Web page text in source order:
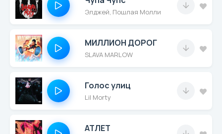
Элджей, Пошлая Молли
МИЛЛИОН ДОРОГ
SLAVA MARLOW
Голос улиц
Lil Morty
АТЛЕТ